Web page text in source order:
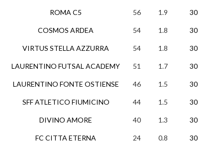
ROMA C5
COSMOS ARDEA
VIRTUS STELLA AZZURRA
LAURENTINO FUTSAL ACADEMY
LAURENTINO FONTE OSTIENSE
SFF ATLETICO FIUMICINO
DIVINO AMORE
FC CITTA ETERNA
56 1.9 30
54 1.8 30
54 1.8 30
51 1.7 30
46 1.5 30
44 1.5 30
40 1.3 30
24 0.8 30